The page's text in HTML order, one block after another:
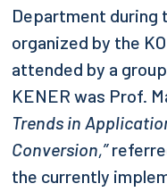
Department during
organized by the
attended by a
KENER was Prof.
Trends in
Conversion,”
the currently